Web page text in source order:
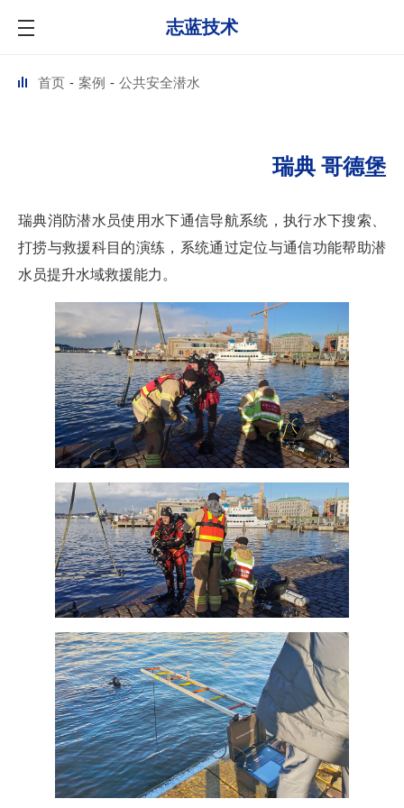
志蓝技术
首页 案例 公共安全潜水
瑞典 哥德堡
瑞典消防潜水员使用水下通信导航系统，执行水下搜索、
打捞与救援科目的演练，系统通过定位与通信功能帮助潜
水员提升水域救援能力。